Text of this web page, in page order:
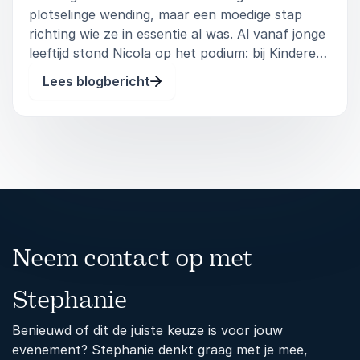
plotselinge wending, maar een moedige stap
richting wie ze in essentie al was. Al vanaf jonge
leeftijd stond Nicola op het podium: bij Kinderen
voor Kinderen, dansacademie Lucia Marthas,
talentenshows als The Voice en live optredens
Lees blogbericht
Neem contact op met
Stephanie
Benieuwd of dit de juiste keuze is voor jouw
evenement? Stephanie denkt graag met je mee,